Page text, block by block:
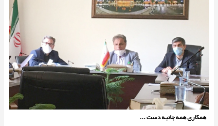
همکاری همه جانبه دست ...